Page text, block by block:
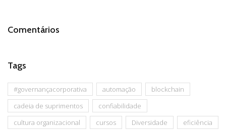
Comentários
Tags
#governançacorporativa automação
blockchain
cadeia de suprimentos
confiabilidade
cultura organizacional
cursos Diversidade
eficiência